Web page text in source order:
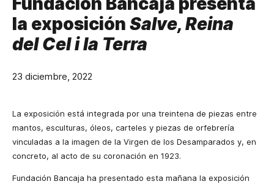
la exposición Salve, Reina
del Cel i la Terra
23 diciembre, 2022
La exposición está integrada por una treintena de piezas entre
mantos, esculturas, óleos, carteles y piezas de orfebrería
vinculadas a la imagen de la Virgen de los Desamparados y, en
concreto, al acto de su coronación en 1923.
Fundación Bancaja ha presentado esta mañana la exposición